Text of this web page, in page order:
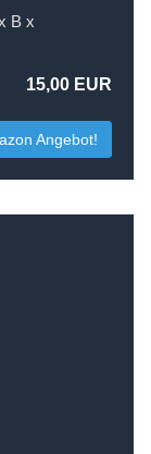
B x
15,00 EUR
Angebot!